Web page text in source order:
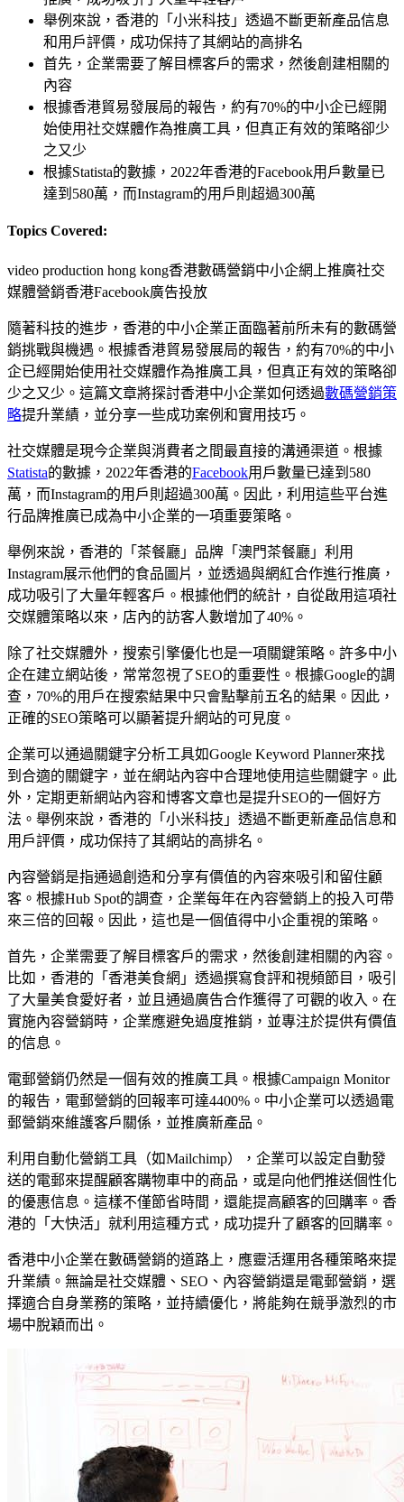
舉例來說，香港的「小米科技」透過不斷更新產品信息
和用戶評價，成功保持了其網站的高排名
首先，企業需要了解目標客戶的需求，然後創建相關的
內容
根據香港貿易發展局的報告，約有70%的中小企已經開
始使用社交媒體作為推廣工具，但真正有效的策略卻少
之又少
根據Statista的數據，2022年香港的Facebook用戶數量已
達到580萬，而Instagram的用戶則超過300萬
Topics Covered:
video production hong kong香港數碼營銷中小企網上推廣社交
媒體營銷香港Facebook廣告投放
隨著科技的進步，香港的中小企業正面臨著前所未有的數碼營
銷挑戰與機遇。根據香港貿易發展局的報告，約有70%的中小
企已經開始使用社交媒體作為推廣工具，但真正有效的策略卻
少之又少。這篇文章將探討香港中小企業如何透過數碼營銷策
略提升業績，並分享一些成功案例和實用技巧。
社交媒體是現今企業與消費者之間最直接的溝通渠道。根據
Statista的數據，2022年香港的Facebook用戶數量已達到580
萬，而Instagram的用戶則超過300萬。因此，利用這些平台進
行品牌推廣已成為中小企業的一項重要策略。
舉例來說，香港的「茶餐廳」品牌「澳門茶餐廳」利用
Instagram展示他們的食品圖片，並透過與網紅合作進行推廣，
成功吸引了大量年輕客戶。根據他們的統計，自從啟用這項社
交媒體策略以來，店內的訪客人數增加了40%。
除了社交媒體外，搜索引擎優化也是一項關鍵策略。許多中小
企在建立網站後，常常忽視了SEO的重要性。根據Google的調
查，70%的用戶在搜索結果中只會點擊前五名的結果。因此，
正確的SEO策略可以顯著提升網站的可見度。
企業可以通過關鍵字分析工具如Google Keyword Planner來找
到合適的關鍵字，並在網站內容中合理地使用這些關鍵字。此
外，定期更新網站內容和博客文章也是提升SEO的一個好方
法。舉例來說，香港的「小米科技」透過不斷更新產品信息和
用戶評價，成功保持了其網站的高排名。
內容營銷是指通過創造和分享有價值的內容來吸引和留住顧
客。根據Hub Spot的調查，企業每年在內容營銷上的投入可帶
來三倍的回報。因此，這也是一個值得中小企重視的策略。
首先，企業需要了解目標客戶的需求，然後創建相關的內容。
比如，香港的「香港美食網」透過撰寫食評和視頻節目，吸引
了大量美食愛好者，並且通過廣告合作獲得了可觀的收入。在
實施內容營銷時，企業應避免過度推銷，並專注於提供有價值
的信息。
電郵營銷仍然是一個有效的推廣工具。根據Campaign Monitor
的報告，電郵營銷的回報率可達4400%。中小企業可以透過電
郵營銷來維護客戶關係，並推廣新產品。
利用自動化營銷工具（如Mailchimp），企業可以設定自動發
送的電郵來提醒顧客購物車中的商品，或是向他們推送個性化
的優惠信息。這樣不僅節省時間，還能提高顧客的回購率。香
港的「大快活」就利用這種方式，成功提升了顧客的回購率。
香港中小企業在數碼營銷的道路上，應靈活運用各種策略來提
升業績。無論是社交媒體、SEO、內容營銷還是電郵營銷，選
擇適合自身業務的策略，並持續優化，將能夠在競爭激烈的市
場中脫穎而出。